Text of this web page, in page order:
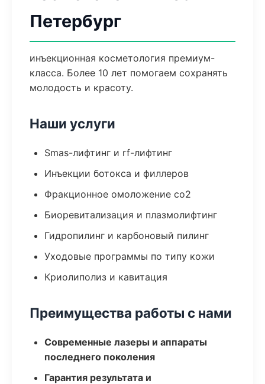
Петербург
инъекционная косметология премиум-
класса. Более 10 лет помогаем сохранять
молодость и красоту.
Наши услуги
Smas-лифтинг и rf-лифтинг
Инъекции ботокса и филлеров
Фракционное омоложение co2
Биоревитализация и плазмолифтинг
Гидропилинг и карбоновый пилинг
Уходовые программы по типу кожи
Криолиполиз и кавитация
Преимущества работы с нами
Современные лазеры и аппараты
последнего поколения
Гарантия результата и